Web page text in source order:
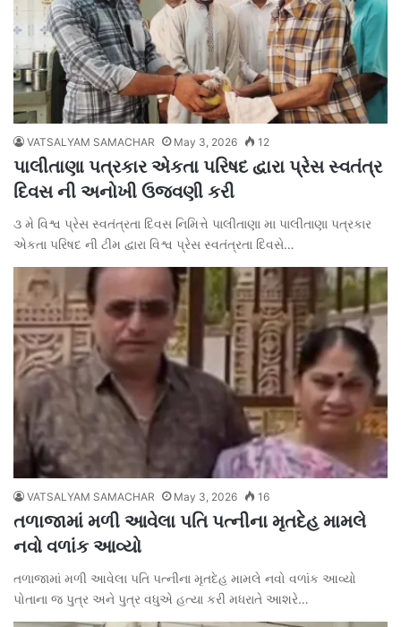
VATSALYAM SAMACHAR May 3, 2026 12
પાલીતાણા પત્રકાર એકતા પરિષદ દ્વારા પ્રેસ સ્વતંત્ર
દિવસ ની અનોખી ઉજવણી કરી
૩ મે વિશ્વ પ્રેસ સ્વતંત્રતા દિવસ નિમિત્તે પાલીતાણા મા પાલીતાણા પત્રકાર
એકતા પરિષદ ની ટીમ દ્વારા વિશ્વ પ્રેસ સ્વતંત્રતા દિવસે…
VATSALYAM SAMACHAR May 3, 2026 16
તળાજામાં મળી આવેલા પતિ પત્નીના મૃતદેહ મામલે
નવો વળાંક આવ્યો
તળાજામાં મળી આવેલા પતિ પત્નીના મૃતદેહ મામલે નવો વળાંક આવ્યો
પોતાના જ પુત્ર અને પુત્ર વધુએ હત્યા કરી મધરાતે આશરે…